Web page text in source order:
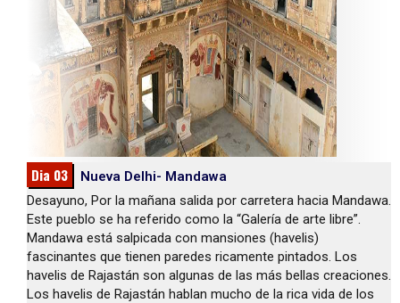
Dia 03
Nueva Delhi- Mandawa
Desayuno, Por la mañana salida por carretera hacia Mandawa.
Este pueblo se ha referido como la “Galería de arte libre”.
Mandawa está salpicada con mansiones (havelis)
fascinantes que tienen paredes ricamente pintados. Los
havelis de Rajastán son algunas de las más bellas creaciones.
Los havelis de Rajastán hablan mucho de la rica vida de los